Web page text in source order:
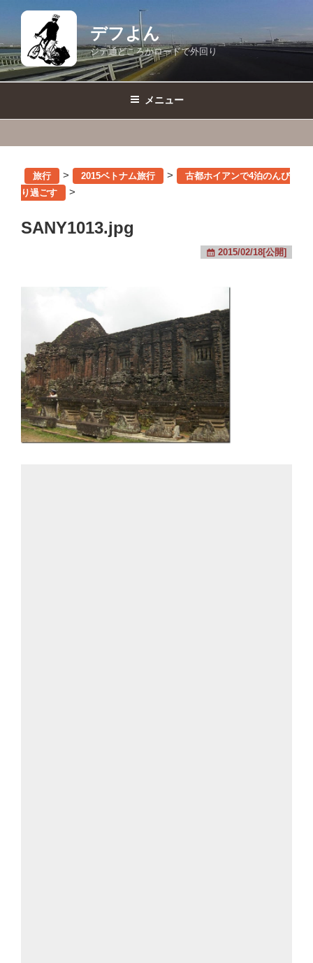
テ
ン
ツ
デフよん
ジテ通どころかロードで外回り
メニュー
旅行 > 2015ベトナム旅行 >
古都ホイアンで4泊のんび
り過ごす
>
SANY1013.jpg
2015/02/18[公開]